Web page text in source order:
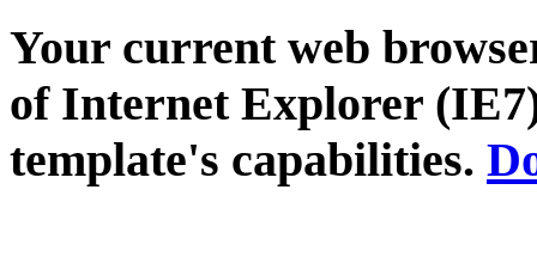
Your current web
of Internet Explorer
template's capabilities.